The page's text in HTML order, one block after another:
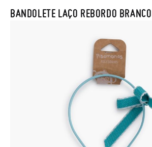
BANDOLETE LAÇO REBORDO BRANCO